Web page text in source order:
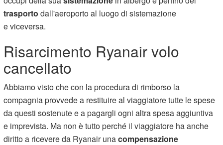
trasportodall'aeroporto al luogo di sistemazione
e viceversa.
Risarcimento Ryanair volo
cancellato
Abbiamo visto che con la procedura di rimborso la
compagnia provvede a restituire al viaggiatore tutte le spese
da questi sostenute e a pagargli ogni altra spesa aggiuntiva
e imprevista. Ma non è tutto perché il viaggiatore ha anche
diritto a ricevere da Ryanair unacompensazione